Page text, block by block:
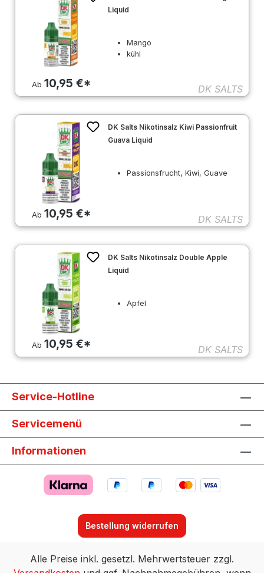
Ab10,95 €*
Liquid
Mango
kühl
DK SALTS
Ab10,95 €*
DK Salts Nikotinsalz Kiwi Passionfruit
Guava Liquid
Passionsfrucht, Kiwi, Guave
DK SALTS
Ab10,95 €*
DK Salts Nikotinsalz Double Apple
Liquid
Apfel
DK SALTS
Service-Hotline
Servicemenü
Informationen
Bestellung widerrufen
Alle Preise inkl. gesetzl. Mehrwertsteuer zzgl.